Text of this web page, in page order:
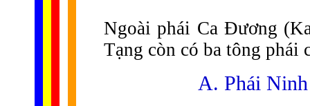
Ngoài phái Ca Đương
Tạng còn có ba tông phái
A. Phái